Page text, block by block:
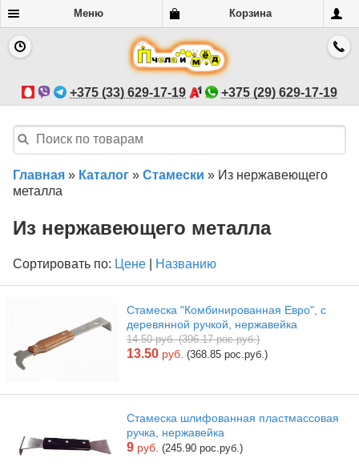
Меню Корзина
+375 (33) 629-17-19 +375 (29) 629-17-19
Главная » Каталог » Стамески » Из нержавеющего
металла
Из нержавеющего металла
Сортировать по: Цене Названию
Стамеска "Комбинированная Евро", с
деревянной ручкой, нержавейка
14.50 руб. (396.17 рос.руб.)
13.50 руб. (368.85 рос.руб.)
Стамеска шлифованная пластмассовая
ручка, нержавейка
9 руб. (245.90 рос.руб.)